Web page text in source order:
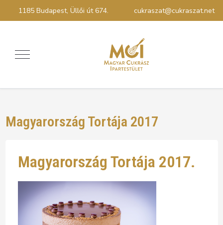
1185 Budapest, Üllői út 674. cukraszat@cukraszat.net
Magyarország Tortája 2017
Magyarország Tortája 2017.